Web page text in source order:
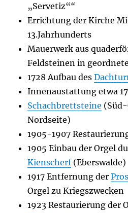
„Servetiz““
Errichtung der Kirche
13.Jahrhunderts
Mauerwerk aus
Feldsteinen in
1728 Aufbau des
Innenaustattung etwa
Schachbrettsteine
Nordseite)
1905-1907
1905 Einbau der Orgel
Kienscherf(Eberswalde)
1917 Entfernung der
Orgel zu Kriegszwecken
1923 Restaurierung der